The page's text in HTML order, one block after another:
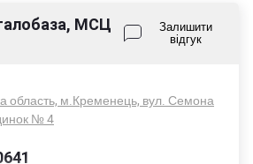
МСЦ
Залишити
відгук
область, м.Кременець, вул. Семона
№ 4